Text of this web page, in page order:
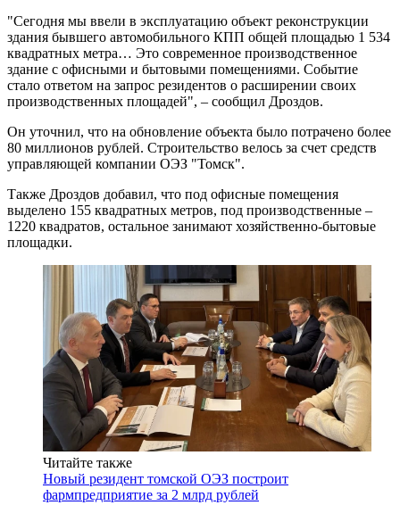
"Сегодня мы ввели в эксплуатацию объект реконструкции
здания бывшего автомобильного КПП общей площадью 1 534
квадратных метра… Это современное производственное
здание с офисными и бытовыми помещениями. Событие
стало ответом на запрос резидентов о расширении своих
производственных площадей", – сообщил Дроздов.
Он уточнил, что на обновление объекта было потрачено более
80 миллионов рублей. Строительство велось за счет средств
управляющей компании ОЭЗ "Томск".
Также Дроздов добавил, что под офисные помещения
выделено 155 квадратных метров, под производственные –
1220 квадратов, остальное занимают хозяйственно-бытовые
площадки.
Читайте также
Новый резидент томской ОЭЗ построит
фармпредприятие за 2 млрд рублей